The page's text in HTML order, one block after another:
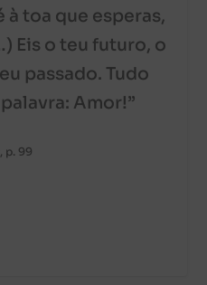
à toa que esperas,
Eis o teu futuro, o
passado. Tudo
Amor!”
p. 99